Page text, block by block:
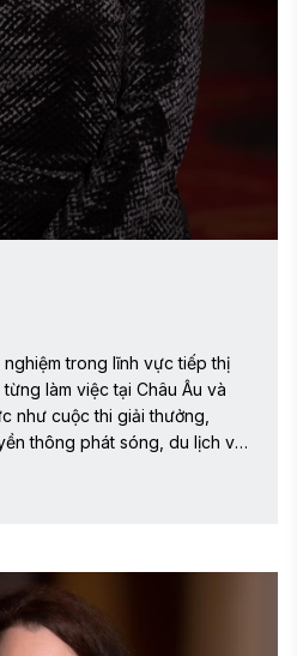
trong lĩnh vực tiếp thị
làm việc tại Châu Âu và
như cuộc thi giải thưởng,
thông phát sóng, du lịch và
của riêng mình tại London,
là Trưởng ban Giám khảo,
giám sát các ban giám khảo
thi Stevie Awards. Anne sở